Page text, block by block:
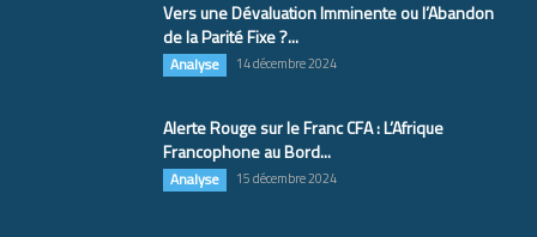
Vers une Dévaluation Imminente ou l’Abandon
de la Parité Fixe ?...
Analyse 14 décembre 2024
Alerte Rouge sur le Franc CFA : L’Afrique
Francophone au Bord...
Analyse 15 décembre 2024